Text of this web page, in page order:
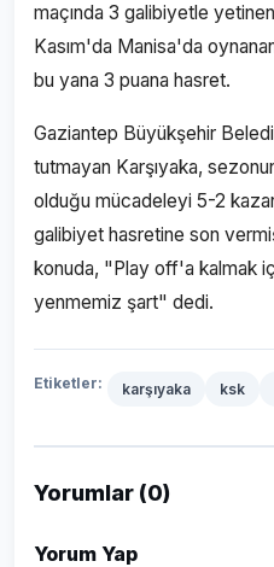
maçında 3 galibiyetle
Kasım'da Manisa'da
bu yana 3 puana hasret.
Gaziantep Büyükşehir
tutmayan Karşıyaka,
olduğu mücadeleyi 5-2
galibiyet hasretine son
konuda, "Play off'a kalmak
yenmemiz şart" dedi.
Etiketler: karşıyaka ksk
Yorumlar (0)
Yorum Yap